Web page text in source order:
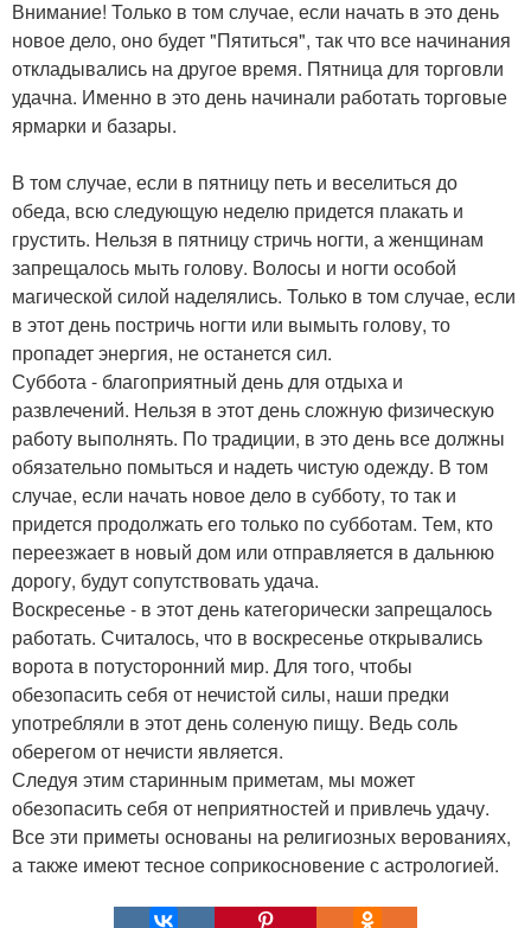
Внимание! Только в том случае, если начать в это день
новое дело, оно будет "Пятиться", так что все начинания
откладывались на другое время. Пятница для торговли
удачна. Именно в это день начинали работать торговые
ярмарки и базары.
В том случае, если в пятницу петь и веселиться до
обеда, всю следующую неделю придется плакать и
грустить. Нельзя в пятницу стричь ногти, а женщинам
запрещалось мыть голову. Волосы и ногти особой
магической силой наделялись. Только в том случае, если
в этот день постричь ногти или вымыть голову, то
пропадет энергия, не останется сил.
Суббота - благоприятный день для отдыха и
развлечений. Нельзя в этот день сложную физическую
работу выполнять. По традиции, в это день все должны
обязательно помыться и надеть чистую одежду. В том
случае, если начать новое дело в субботу, то так и
придется продолжать его только по субботам. Тем, кто
переезжает в новый дом или отправляется в дальнюю
дорогу, будут сопутствовать удача.
Воскресенье - в этот день категорически запрещалось
работать. Считалось, что в воскресенье открывались
ворота в потусторонний мир. Для того, чтобы
обезопасить себя от нечистой силы, наши предки
употребляли в этот день соленую пищу. Ведь соль
оберегом от нечисти является.
Следуя этим старинным приметам, мы может
обезопасить себя от неприятностей и привлечь удачу.
Все эти приметы основаны на религиозных верованиях,
а также имеют тесное соприкосновение с астрологией.